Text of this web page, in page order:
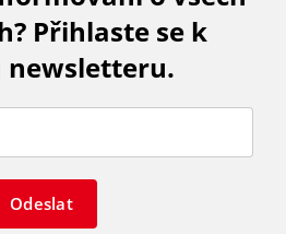
Přihlaste se k
newsletteru.
Odeslat